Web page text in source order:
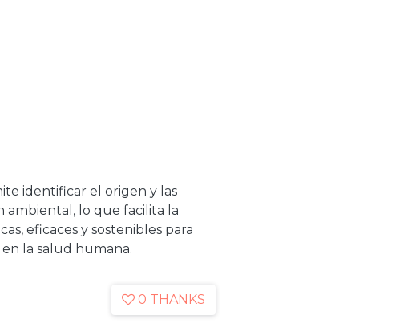
identificar el origen y las
ambiental, lo que facilita la
eficaces y sostenibles para
la salud humana.
0 THANKS